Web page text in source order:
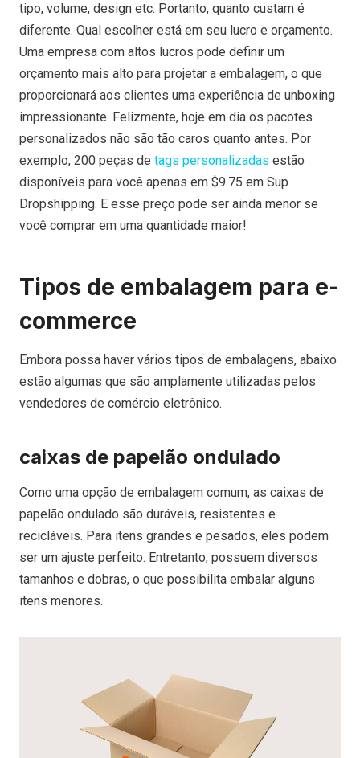
tipo, volume, design etc. Portanto, quanto custam é
diferente. Qual escolher está em seu lucro e orçamento.
Uma empresa com altos lucros pode definir um
orçamento mais alto para projetar a embalagem, o que
proporcionará aos clientes uma experiência de unboxing
impressionante. Felizmente, hoje em dia os pacotes
personalizados não são tão caros quanto antes. Por
exemplo, 200 peças de tags personalizadas estão
disponíveis para você apenas em $9.75 em Sup
Dropshipping. E esse preço pode ser ainda menor se
você comprar em uma quantidade maior!
Tipos de embalagem para e-
commerce
Embora possa haver vários tipos de embalagens, abaixo
estão algumas que são amplamente utilizadas pelos
vendedores de comércio eletrônico.
caixas de papelão ondulado
Como uma opção de embalagem comum, as caixas de
papelão ondulado são duráveis, resistentes e
recicláveis. Para itens grandes e pesados, eles podem
ser um ajuste perfeito. Entretanto, possuem diversos
tamanhos e dobras, o que possibilita embalar alguns
itens menores.